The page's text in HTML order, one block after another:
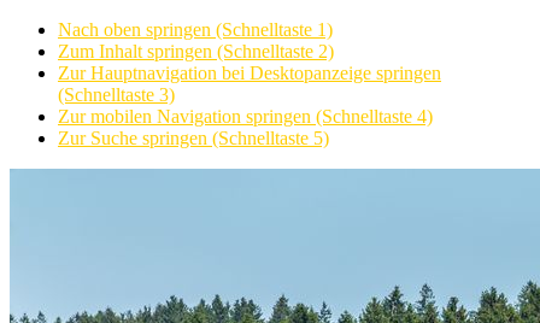
Nach oben springen (Schnelltaste 1)
Zum Inhalt springen (Schnelltaste 2)
Zur Hauptnavigation bei Desktopanzeige springen
(Schnelltaste 3)
Zur mobilen Navigation springen (Schnelltaste 4)
Zur Suche springen (Schnelltaste 5)